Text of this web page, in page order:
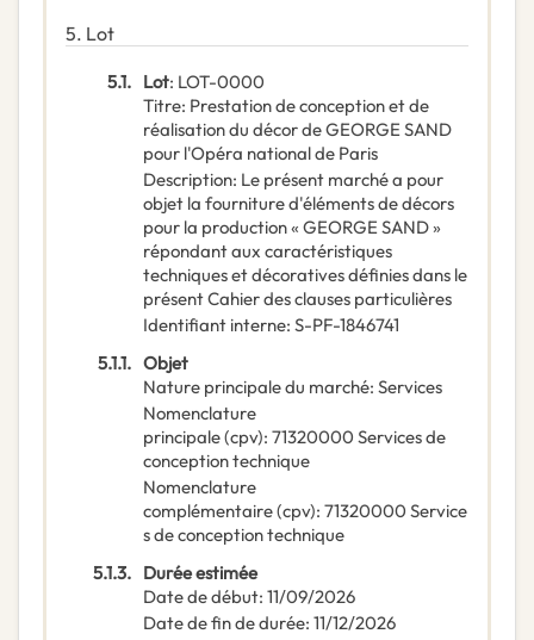
5. Lot
5.1. Lot: LOT-0000
Titre: Prestation de conception et de
réalisation du décor de GEORGE SAND
pour l'Opéra national de Paris
Description: Le présent marché a pour
objet la fourniture d'éléments de décors
pour la production « GEORGE SAND »
répondant aux caractéristiques
techniques et décoratives définies dans le
présent Cahier des clauses particulières
Identifiant interne: S-PF-1846741
5.1.1. Objet
Nature principale du marché: Services
Nomenclature
principale(cpv): 71320000 Services de
conception technique
Nomenclature
complémentaire(cpv): 71320000 Service
s de conception technique
5.1.3. Durée estimée
Date de début: 11/09/2026
Date de fin de durée: 11/12/2026